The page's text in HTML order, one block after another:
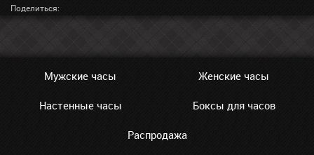
Поделиться:
Мужские часы Женские часы
Настенные часы Боксы для часов
Распродажа